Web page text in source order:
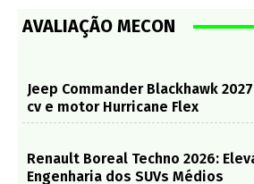
AVALIAÇÃO MECON
Jeep Commander Blackhawk
cv e motor Hurricane Flex
Renault Boreal Techno 2026:
Engenharia dos SUVs Médios